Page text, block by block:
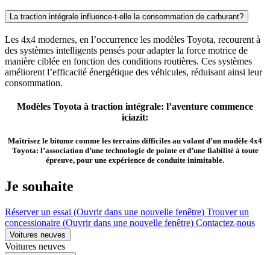
La traction intégrale influence-t-elle la consommation de carburant?
Les 4x4 modernes, en l’occurrence les modèles Toyota, recourent à
des systèmes intelligents pensés pour adapter la force motrice de
manière ciblée en fonction des conditions routières. Ces systèmes
améliorent l’efficacité énergétique des véhicules, réduisant ainsi leur
consommation.
Modèles Toyota à traction intégrale: l’aventure commence
iciazit:
Maîtrisez le bitume comme les terrains difficiles au volant d’un modèle 4x4
Toyota: l’association d’une technologie de pointe et d’une fiabilité à toute
épreuve, pour une expérience de conduite inimitable.
Je souhaite
Réserver un essai (Ouvrir dans une nouvelle fenêtre) Trouver un
concessionaire (Ouvrir dans une nouvelle fenêtre) Contactez-nous
Voitures neuves
Voitures neuves